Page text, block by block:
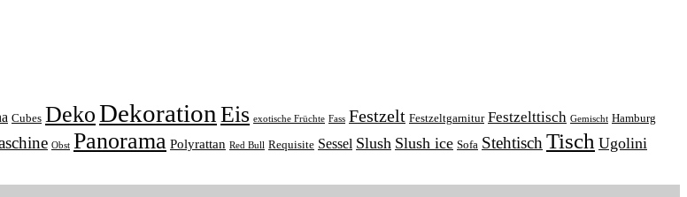
Cubes DekoDekoration Eis exotische Früchte Fass Festzelt Festzeltgarnitur Festzelttisch Gemischt Hamburg
Obst Panorama Polyrattan Red Bull Requisite Sessel Slush Slush ice Sofa Stehtisch Tisch Ugolini